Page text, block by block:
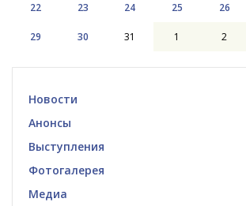
22 23 24 25 26
29 30 31 1 2
Новости
Анонсы
Выступления
Фотогалерея
Медиа